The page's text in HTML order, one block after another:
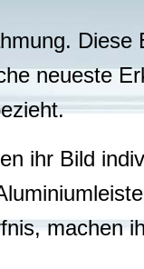
Diese
neueste
ihr Bild
machen